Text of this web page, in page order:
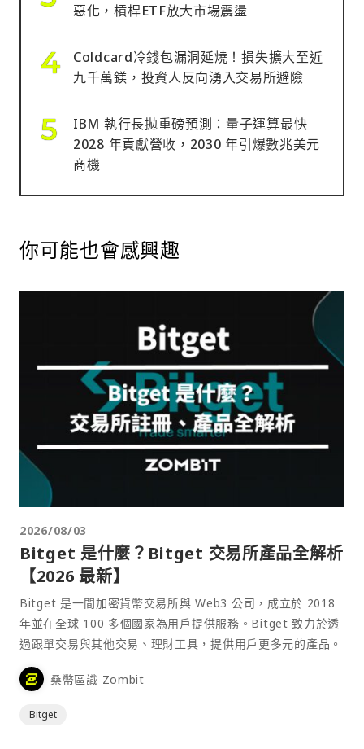
惡化，槓桿ETF放大市場震盪
Coldcard冷錢包漏洞延燒！損失擴大至近
九千萬鎂，投資人反向湧入交易所避險
IBM 執行長拋重磅預測：量子運算最快
2028 年貢獻營收，2030 年引爆數兆美元
商機
你可能也會感興趣
2026/08/03
Bitget 是什麼？Bitget 交易所產品全解析
【2026 最新】
Bitget 是一間加密貨幣交易所與 Web3 公司，成立於 2018
年並在全球 100 多個國家為用戶提供服務。Bitget 致力於透
過跟單交易與其他交易、理財工具，提供用戶更多元的產品。
桑幣區識 Zombit
Bitget